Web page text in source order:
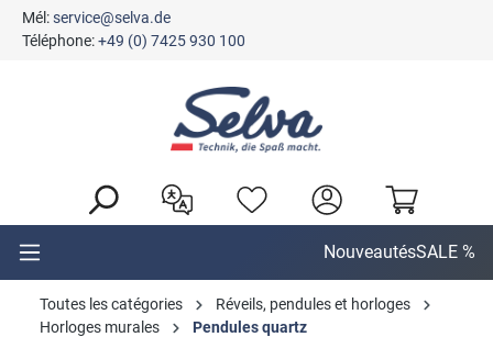
principal
Mél:service@selva.de
Téléphone:+49 (0) 7425 930 100
NouveautésSALE %
Toutes les catégories
Réveils, pendules et horloges
Horloges murales
Pendules quartz